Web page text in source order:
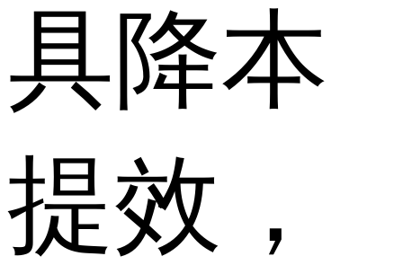
具降本
提效，